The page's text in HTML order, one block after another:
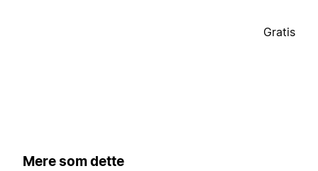
Gratis
Mere som dette